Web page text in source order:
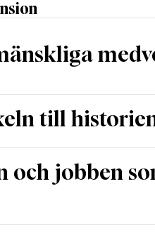
till
och jobben